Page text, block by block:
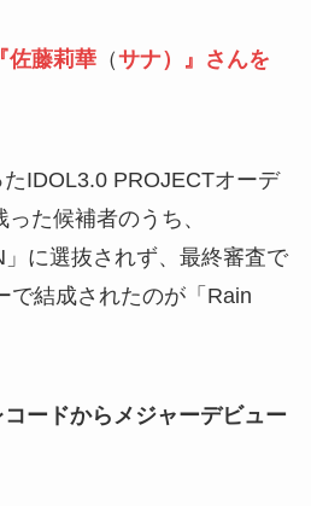
佐藤莉華（サナ）』さんを
IDOL3.0 PROJECTオーデ
た候補者のうち、
」に選抜されず、最終審査で
で結成されたのが「Rain
ードからメジャーデビュー